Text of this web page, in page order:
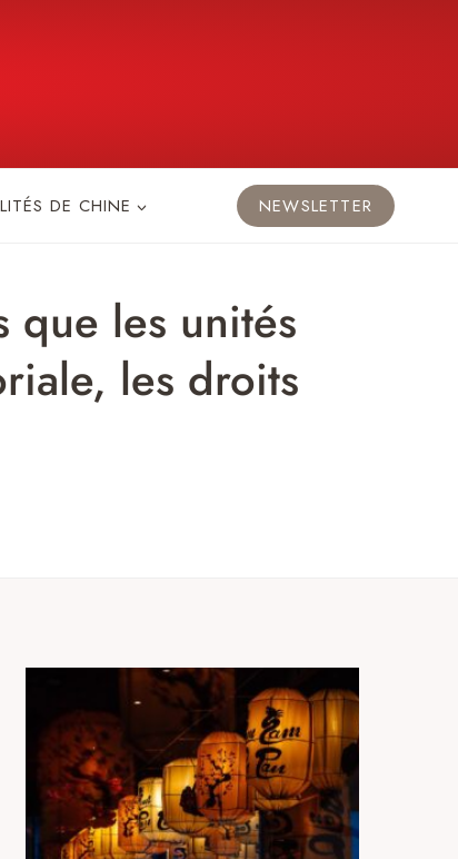
DE CHINE NEWSLETTER
que les unités
les droits